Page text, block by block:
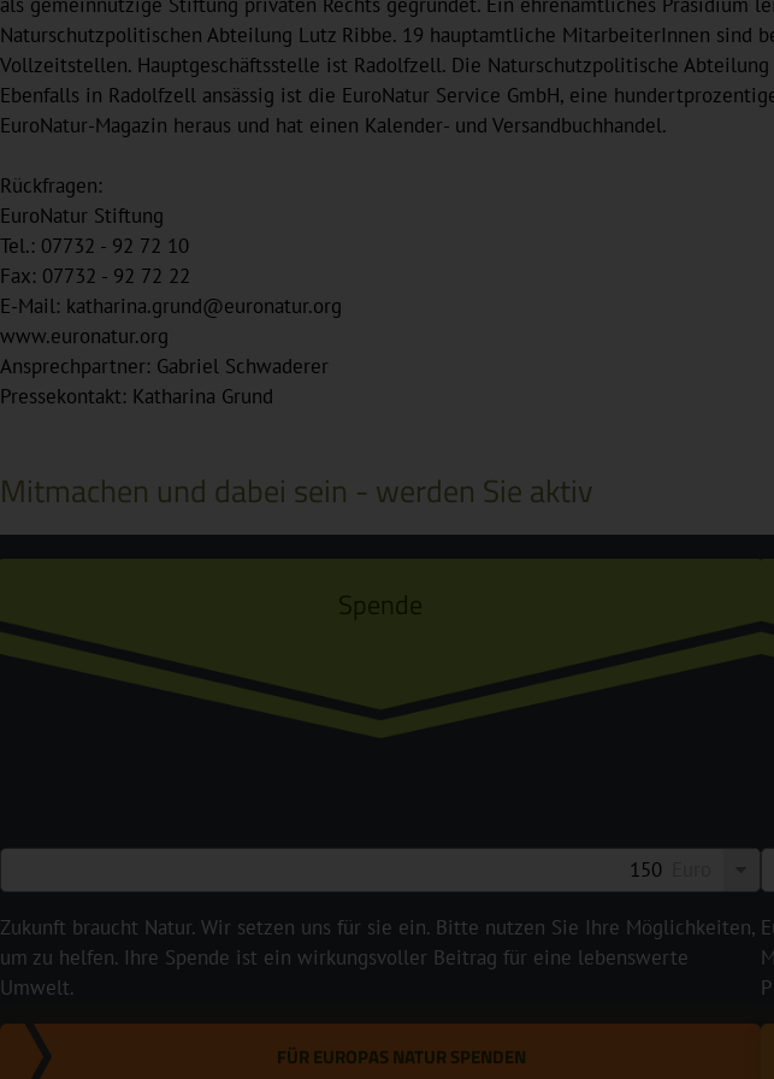
Naturschutzpolitischen Abteilung Lutz Ribbe. 19 hauptamtliche MitarbeiterInnen sind
Vollzeitstellen. Hauptgeschäftsstelle ist Radolfzell. Die Naturschutzpolitische
Ebenfalls in Radolfzell ansässig ist die EuroNatur Service GmbH, eine
EuroNatur-Magazin heraus und hat einen Kalender- und Versandbuchhandel.
Rückfragen:
EuroNatur Stiftung
Tel.: 07732 - 92 72 10
Fax: 07732 - 92 72 22
E-Mail: katharina.grund@euronatur.org
www.euronatur.org
Ansprechpartner: Gabriel Schwaderer
Pressekontakt: Katharina Grund
Mitmachen und dabei sein - werden Sie aktiv
Spende
Zukunft braucht Natur. Wir setzen uns für sie ein. Bitte nutzen Sie Ihre Möglichkeiten,
um zu helfen. Ihre Spende ist ein wirkungsvoller Beitrag für eine lebenswerte
Umwelt.
FÜR EUROPAS NATUR SPENDEN